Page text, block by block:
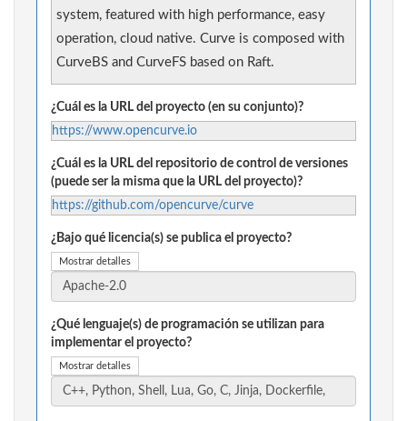
system, featured with high performance, easy
operation, cloud native. Curve is composed with
CurveBS and CurveFS based on Raft.
¿Cuál es la URL del proyecto (en su conjunto)?
https://www.opencurve.io
¿Cuál es la URL del repositorio de control de versiones
(puede ser la misma que la URL del proyecto)?
https://github.com/opencurve/curve
¿Bajo qué licencia(s) se publica el proyecto?
Mostrar detalles
¿Qué lenguaje(s) de programación se utilizan para
implementar el proyecto?
Mostrar detalles